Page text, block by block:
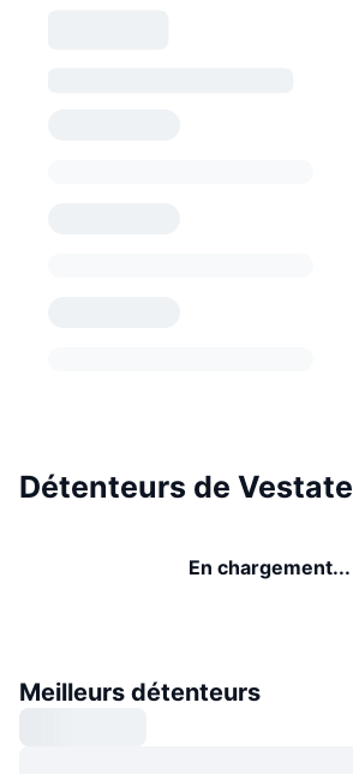
Détenteurs de Vestate
En chargement...
Meilleurs détenteurs